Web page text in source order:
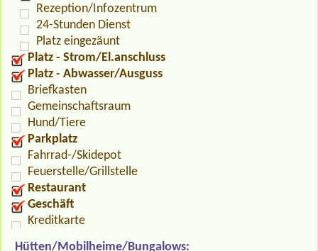
Rezeption/Infozentrum
24-Stunden Dienst
Platz eingezäunt
Platz - Strom/El.anschluss
Platz - Abwasser/Ausguss
Briefkasten
Gemeinschaftsraum
Hund/Tiere
Parkplatz
Fahrrad-/Skidepot
Feuerstelle/Grillstelle
Restaurant
Geschäft
Kreditkarte
Hütten/Mobilheime/Bungalows: